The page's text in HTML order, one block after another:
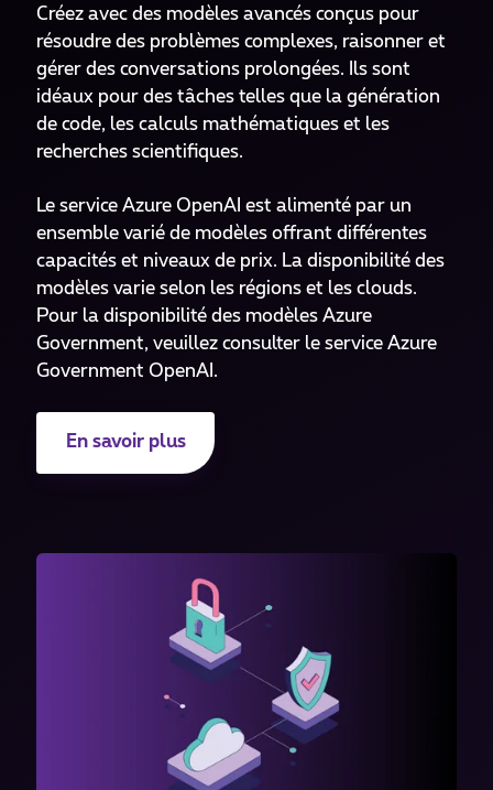
Créez avec des modèles avancés conçus pour
résoudre des problèmes complexes, raisonner et
gérer des conversations prolongées. Ils sont
idéaux pour des tâches telles que la génération
de code, les calculs mathématiques et les
recherches scientifiques.
Le service Azure OpenAI est alimenté par un
ensemble varié de modèles offrant différentes
capacités et niveaux de prix. La disponibilité des
modèles varie selon les régions et les clouds.
Pour la disponibilité des modèles Azure
Government, veuillez consulter le service Azure
Government OpenAI.
En savoir plus